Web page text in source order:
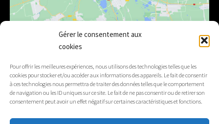
Gérer le consentement aux
cookies
Pour offrir les meilleures expériences, nous utilisons des technologies telles que les
cookies pour stocker et/ou accéder aux informations des appareils. Le fait de consentir
à ces technologies nous permettra de traiter des données telles que le comportement
de navigation ou les ID uniques sur ce site. Le fait de ne pas consentir ou de retirer son
consentement peut avoir un effet négatif sur certaines caractéristiques et fonctions.
Tél. 04 50 20 91 15